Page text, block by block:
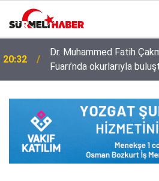
14:52
Diyanet İşleri Başkanlığı
milyonları sevindirdi